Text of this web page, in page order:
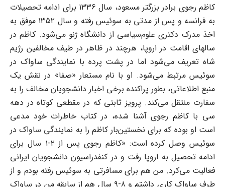
کاظم رجوی برادر بزرگتر مسعود، سال ۱۳۳۶ برای ادامه تحصیلات
به فرانسه و پس از مدتی به سوئیس رفته و سال ۱۳۵۲ موفق به
اخذ مدرک دکتری علوم‌سیاسی از دانشگاه ژنو می‌شود. کاظم در
سالهای اقامت در اروپا، هرچند در ظاهر در طیف مخالفین رژیم
شاه تعریف می‌شود اما در پشت پرده با نمایندگی ساواک در
سوئیس مرتبط می‌شود. او با نام مستعار «صفا» در نقش یک
منبع اطلاعاتی، بطور پراکنده برخی اخبار دانشجویان مخالف را به
سفارت منتقل می‌کند. پرویز ثابتی که در مقطعی کوتاه در دهه
سی با کاظم رجوی آشنا شده، در کتاب خاطرات خود مدعی
است او بوده که برای نخستین‌بار کاظم را به نمایندگی ساواک در
سوئیس وصل کرده است: «کاظم رجوی پس از ۲-۱ سال برای
ادامه تحصیل به اروپا رفت و در کنفدراسیون دانشجویان ایرانی
فعالیت می‌کرد. من هم برای مسافرتی به سوئیس رفته بودم و از
طرف ساواک کاری داشتم و ۸-۹ سال هم از سابقه من در ساواک